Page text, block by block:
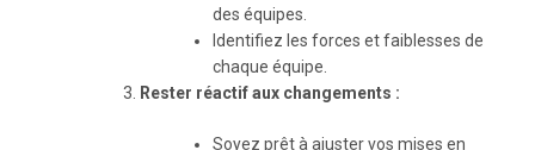
des équipes.
Identifiez les forces et faiblesses de
chaque équipe.
Rester réactif aux changements :
Soyez prêt à ajuster vos mises en